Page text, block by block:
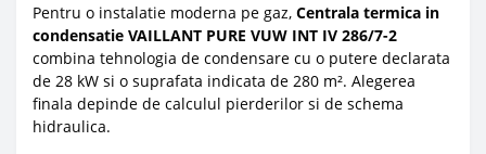
Pentru o instalatie moderna pe gaz, Centrala termica in
condensatie VAILLANT PURE VUW INT IV 286/7-2
combina tehnologia de condensare cu o putere declarata
de 28 kW si o suprafata indicata de 280 m². Alegerea
finala depinde de calculul pierderilor si de schema
hidraulica.